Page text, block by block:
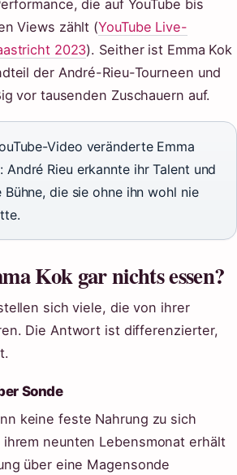
die auf YouTube bis
Views zählt (YouTube Live-
2023). Seither ist Emma Kok
der André-Rieu-Tourneen und
vor tausenden Zuschauern auf.
Video veränderte Emma
André Rieu erkannte ihr Talent und
Bühne, die sie ohne ihn wohl nie
Kok gar nichts essen?
sich viele, die von ihrer
Die Antwort ist differenzierter,
Sonde
keine feste Nahrung zu sich
ihrem neunten Lebensmonat erhält
über eine Magensonde